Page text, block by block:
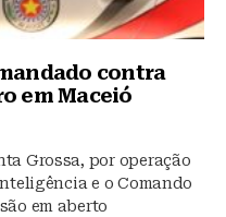
contra
em Maceió
Grossa, por operação
e o Comando
em aberto